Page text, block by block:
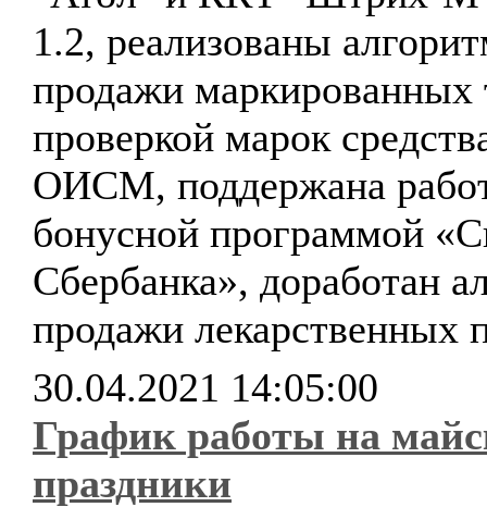
1.2, реализованы
продажи маркированных
проверкой марок
ОИСМ, поддержана
бонусной программой
Сбербанка», доработан
продажи лекарственных
30.04.2021 14:05:00
График работы на
праздники